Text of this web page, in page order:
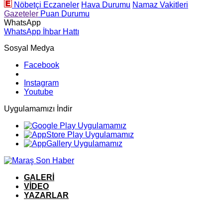
Nöbetçi Eczaneler Hava Durumu Namaz Vakitleri
Gazeteler Puan Durumu
WhatsApp
WhatsApp İhbar Hattı
Sosyal Medya
Facebook
Instagram
Youtube
Uygulamamızı İndir
GALERİ
VİDEO
YAZARLAR